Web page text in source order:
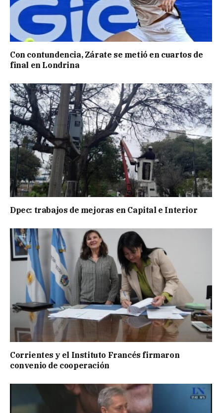
Con contundencia, Zárate se metió en cuartos de
final en Londrina
Dpec: trabajos de mejoras en Capital e Interior
Corrientes y el Instituto Francés firmaron
convenio de cooperación